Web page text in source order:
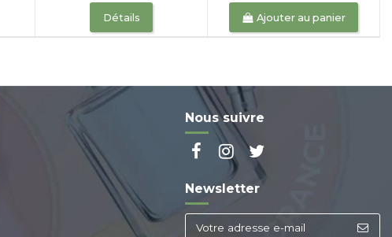
Détails Ajouter au panier
Nous suivre
Newsletter